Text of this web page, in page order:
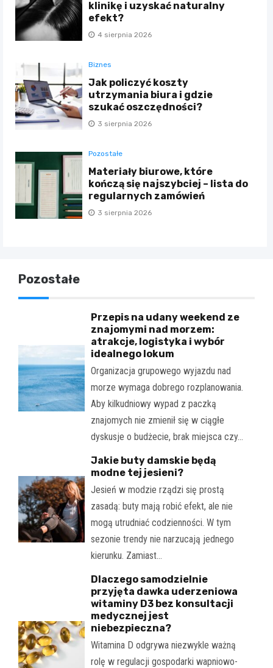
klinikę i uzyskać naturalny
efekt?
4 sierpnia 2026
Biznes
Jak policzyć koszty
utrzymania biura i gdzie
szukać oszczędności?
3 sierpnia 2026
Pozostałe
Materiały biurowe, które
kończą się najszybciej – lista do
regularnych zamówień
3 sierpnia 2026
Pozostałe
Przepis na udany weekend ze
znajomymi nad morzem:
atrakcje, logistyka i wybór
idealnego lokum
Organizacja grupowego wyjazdu nad
morze wymaga dobrego rozplanowania.
Aby kilkudniowy wypad z paczką
znajomych nie zmienił się w ciągłe
dyskusje o budżecie, brak miejsca czy…
Jakie buty damskie będą
modne tej jesieni?
Jesień w modzie rządzi się prostą
zasadą: buty mają robić efekt, ale nie
mogą utrudniać codzienności. W tym
sezonie trendy nie narzucają jednego
kierunku. Zamiast…
Dlaczego samodzielnie
przyjęta dawka uderzeniowa
witaminy D3 bez konsultacji
medycznej jest
niebezpieczna?
Witamina D odgrywa niezwykle ważną
rolę w regulacji gospodarki wapniowo-